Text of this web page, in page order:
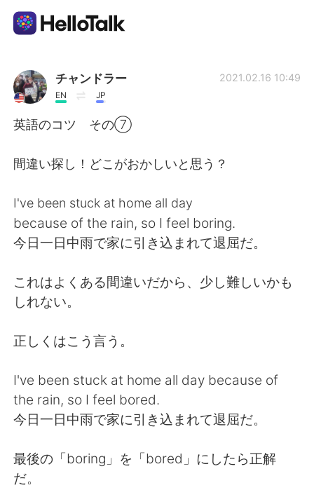
Language Exchange App
AI Grammar Checker
Español العربية
Français Deutsch
Indonesia Italiano
Türkçe Tiếng Việt
Português
チャンドラー
EN JP
2021.02.16 10:49
英語のコツ その⑦
間違い探し！どこがおかしいと思う？
I've been stuck at home all day
because of the rain, so I feel boring.
今日一日中雨で家に引き込まれて退屈だ。
これはよくある間違いだから、少し難しいかも
しれない。
正しくはこう言う。
I've been stuck at home all day because of
the rain, so I feel bored.
今日一日中雨で家に引き込まれて退屈だ。
最後の「boring」を「bored」にしたら正解
だ。